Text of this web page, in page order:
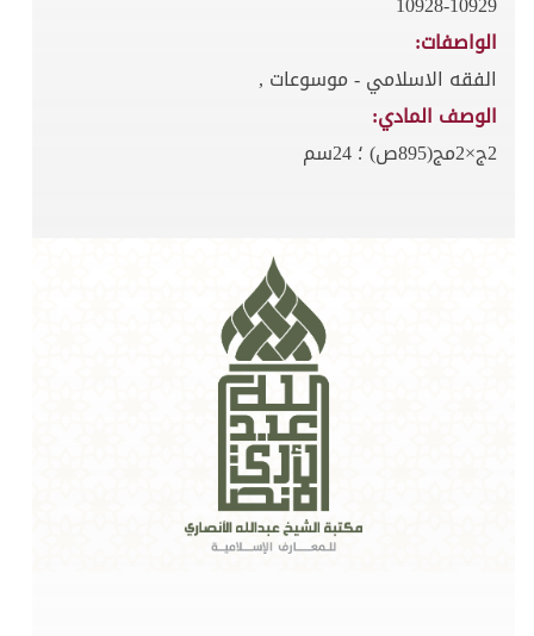
الواصفات:
الفقه الاسلامي - موسوعات ,
الوصف المادي:
2ج×2مج(895ص) ؛ 24سم